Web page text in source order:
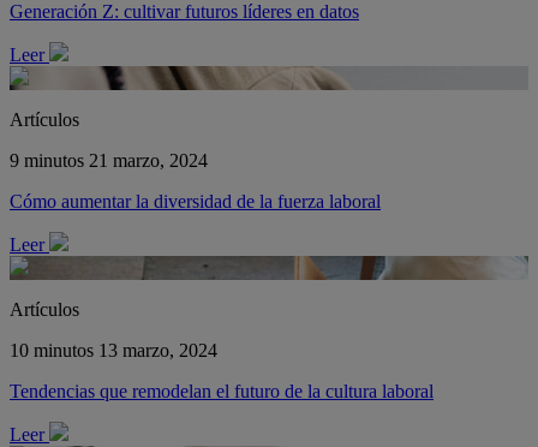
Generación Z: cultivar futuros líderes en datos
Leer
Artículos
9 minutos 21 marzo, 2024
Cómo aumentar la diversidad de la fuerza laboral
Leer
Artículos
10 minutos 13 marzo, 2024
Tendencias que remodelan el futuro de la cultura laboral
Leer